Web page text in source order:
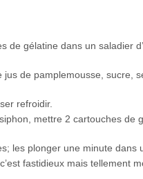
de gélatine dans un saladier
jus de pamplemousse, sucre,
refroidir.
mettre 2 cartouches de
les plonger une minute dans
fastidieux mais tellement